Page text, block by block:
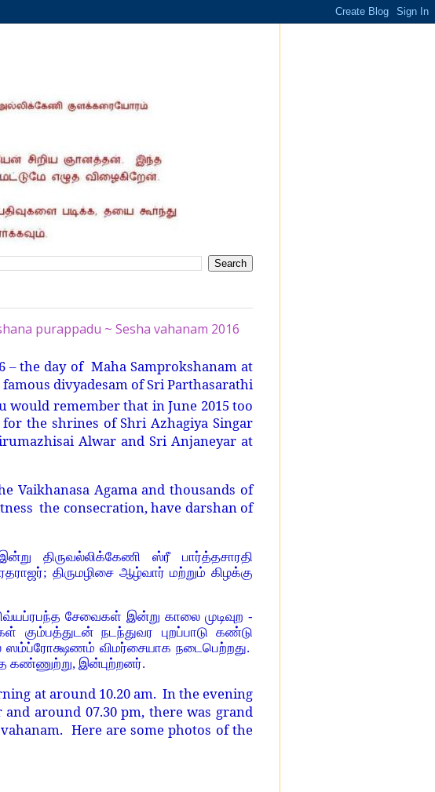
purappadu ~ Sesha vahanam 2016
– the day of Maha Samprokshanam at
divyadesam of Sri Parthasarathi
would remember that in June 2015 too
the shrines of Shri Azhagiya Singar
Alwar and Sri Anjaneyar at
Vaikhanasa Agama and thousands of
the consecration, have darshan of
திருவல்லிக்கேணி ஸ்ரீ பார்த்தசாரதி
; திருமழிசை ஆழ்வார் மற்றும் கிழக்கு
சேவைகள் இன்று காலை முடிவுற -
கும்பத்துடன் நடந்துவர புறப்பாடு கண்டு
ஸம்ப்ரோக்ஷணம் விமர்சையாக நடைபெற்றது.
கண்ணுற்று, இன்புற்றனர்.
at around 10.20 am. In the evening
around 07.30 pm, there was grand
Here are some photos of the